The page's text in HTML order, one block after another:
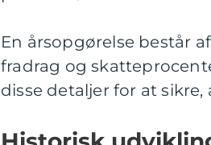
En årsopgørelse består
fradrag og
disse detaljer for at